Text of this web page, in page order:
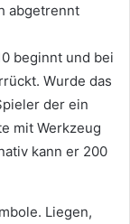
abgetrennt
beginnt und bei
Wurde das
der ein
mit Werkzeug
kann er 200
Liegen,